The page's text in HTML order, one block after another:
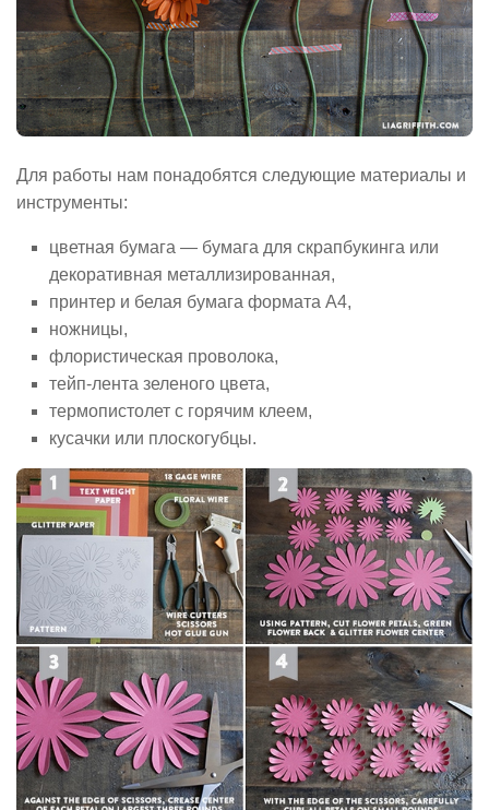
Для работы нам понадобятся следующие материалы и
инструменты:
цветная бумага — бумага для скрапбукинга или
декоративная металлизированная,
принтер и белая бумага формата А4,
ножницы,
флористическая проволока,
тейп-лента зеленого цвета,
термопистолет с горячим клеем,
кусачки или плоскогубцы.